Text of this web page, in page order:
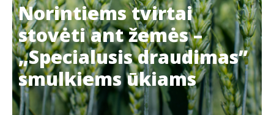
Norintiems tvirtai
stovėti ant žemės –
„Specialusis draudimas”
smulkiems ūkiams